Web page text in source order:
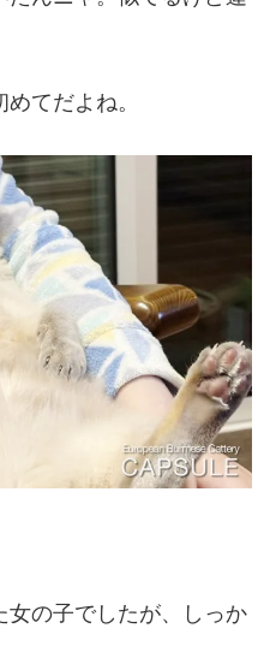
てだよね。
女の子でしたが、しっか